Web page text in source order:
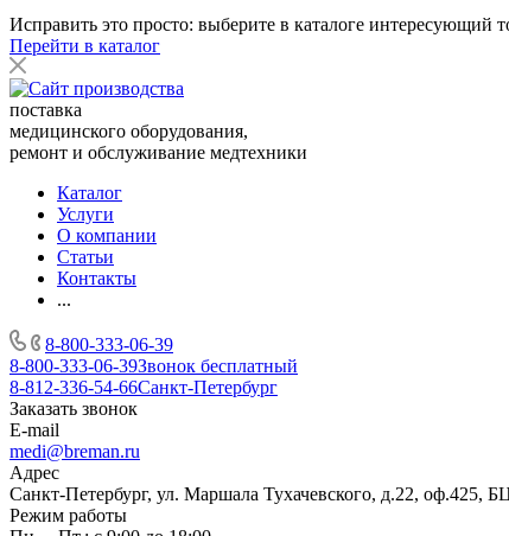
Исправить это просто: выберите в каталоге интересующий
Перейти в каталог
поставка
медицинского оборудования,
ремонт и обслуживание медтехники
Каталог
Услуги
О компании
Статьи
Контакты
...
8-800-333-06-39
8-800-333-06-39Звонок бесплатный
8-812-336-54-66Санкт-Петербург
Заказать звонок
E-mail
medi@breman.ru
Адрес
Санкт-Петербург, ул. Маршала Тухачевского, д.22, оф.425,
Режим работы